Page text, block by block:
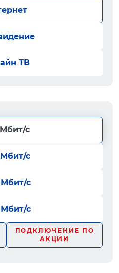
ТВ
с
с
с
с
ПОДКЛЮЧЕНИЕ ПО
АКЦИИ